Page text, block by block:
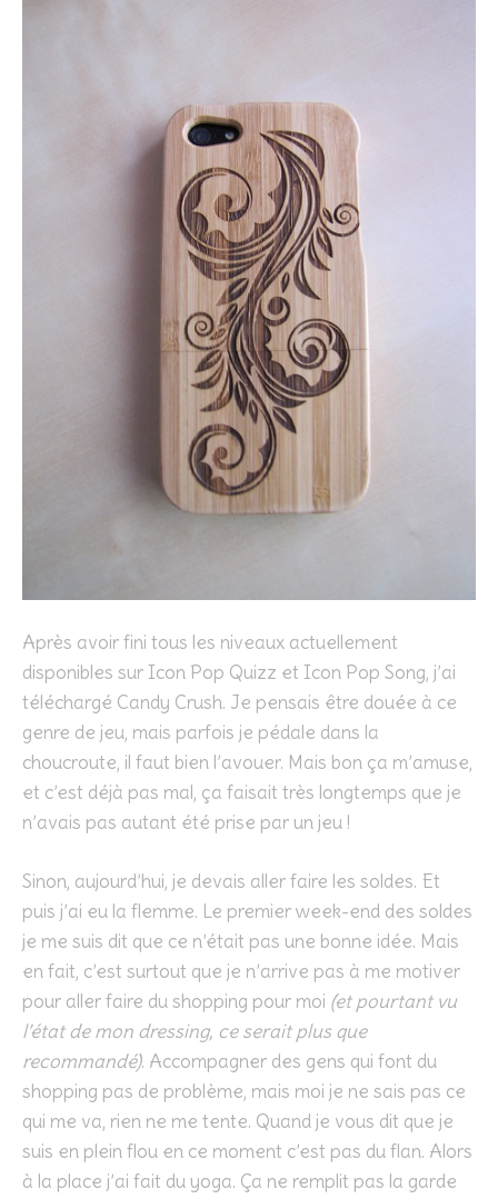
Après avoir fini tous les niveaux actuellement
disponibles sur Icon Pop Quizz et Icon Pop Song, j’ai
téléchargé Candy Crush. Je pensais être douée à ce
genre de jeu, mais parfois je pédale dans la
choucroute, il faut bien l’avouer. Mais bon ça m’amuse,
et c’est déjà pas mal, ça faisait très longtemps que je
n’avais pas autant été prise par un jeu !
Sinon, aujourd’hui, je devais aller faire les soldes. Et
puis j’ai eu la flemme. Le premier week-end des soldes
je me suis dit que ce n’était pas une bonne idée. Mais
en fait, c’est surtout que je n’arrive pas à me motiver
pour aller faire du shopping pour moi (et pourtant vu
l’état de mon dressing, ce serait plus que
recommandé). Accompagner des gens qui font du
shopping pas de problème, mais moi je ne sais pas ce
qui me va, rien ne me tente. Quand je vous dit que je
suis en plein flou en ce moment c’est pas du flan. Alors
à la place j’ai fait du yoga. Ça ne remplit pas la garde